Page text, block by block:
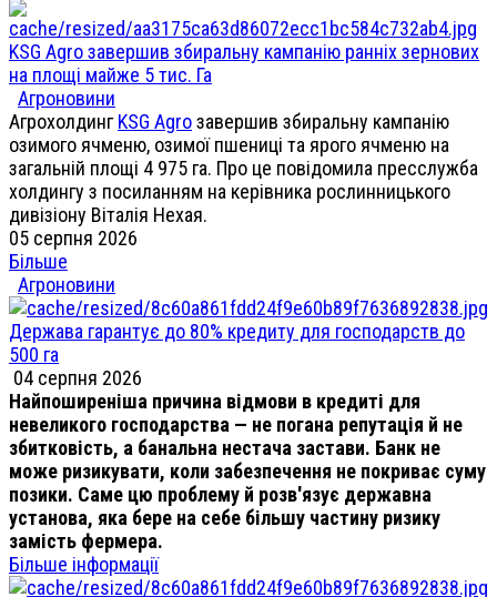
KSG Agro завершив збиральну кампанію ранніх зернових
на площі майже 5 тис. Га
Агроновини
АгрохолдингKSG Agroзавершив збиральну кампанію
озимого ячменю, озимої пшениці та ярого ячменю на
загальній площі 4 975 га. Про це повідомила пресслужба
холдингу з посиланням на керівника рослинницького
дивізіону Віталія Нехая.
05 серпня 2026
Більше
Агроновини
Держава гарантує до 80% кредиту для господарств до
500 га
04 серпня 2026
Найпоширеніша причина відмови в кредиті для
невеликого господарства — не погана репутація й не
збитковість, а банальна нестача застави. Банк не
може ризикувати, коли забезпечення не покриває суму
позики. Саме цю проблему й розв'язує державна
установа, яка бере на себе більшу частину ризику
замість фермера.
Більше інформації